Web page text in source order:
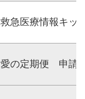
救急医療情報キ
愛の定期便 申請